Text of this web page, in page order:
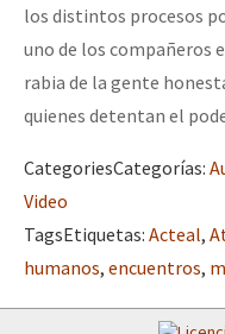
los distintos procesos
uno de los compañeros
rabia de la gente
quienes detentan el
CategoriesCategorías:
Video
TagsEtiquetas: Acteal,
humanos, encuentros,